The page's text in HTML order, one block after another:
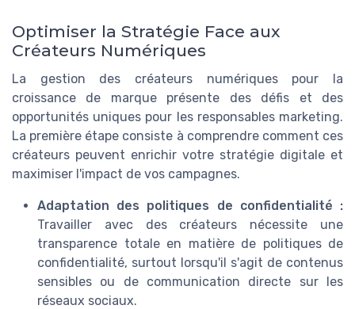
Optimiser la Stratégie Face aux
Créateurs Numériques
La gestion des créateurs numériques pour la
croissance de marque présente des défis et des
opportunités uniques pour les responsables marketing.
La première étape consiste à comprendre comment ces
créateurs peuvent enrichir votre stratégie digitale et
maximiser l'impact de vos campagnes.
Adaptation des politiques de confidentialité :
Travailler avec des créateurs nécessite une
transparence totale en matière de politiques de
confidentialité, surtout lorsqu'il s'agit de contenus
sensibles ou de communication directe sur les
réseaux sociaux.